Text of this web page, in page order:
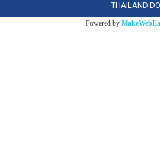
THAILAND
Powered by